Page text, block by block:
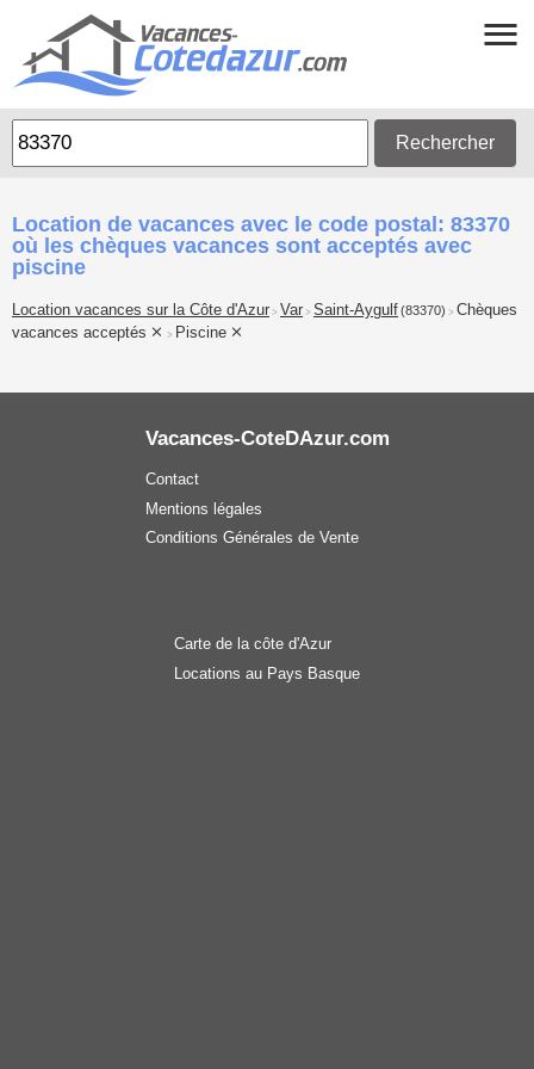
Rechercher
Location de vacances avec le code postal: 83370
où les chèques vacances sont acceptés avec
piscine
Location vacances sur la Côte d'Azur > Var > Saint-Aygulf(83370) > Chèques
vacances acceptés
> Piscine
Vacances-CoteDAzur.com
Contact
Mentions légales
Conditions Générales de Vente
Carte de la côte d'Azur
Locations au Pays Basque